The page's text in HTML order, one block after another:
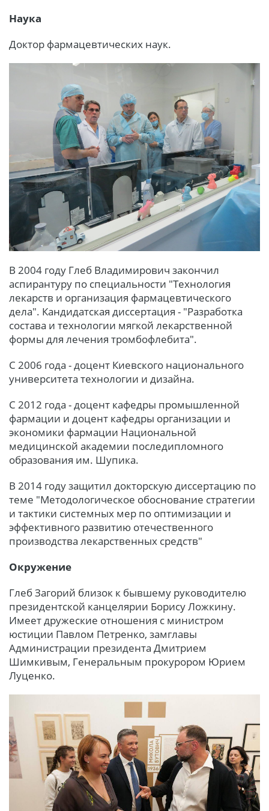
Наука
Доктор фармацевтических наук.
В 2004 году Глеб Владимирович закончил
аспирантуру по специальности "Технология
лекарств и организация фармацевтического
дела". Кандидатская диссертация - "Разработка
состава и технологии мягкой лекарственной
формы для лечения тромбофлебита".
С 2006 года - доцент Киевского национального
университета технологии и дизайна.
С 2012 года - доцент кафедры промышленной
фармации и доцент кафедры организации и
экономики фармации Национальной
медицинской академии последипломного
образования им. Шупика.
В 2014 году защитил докторскую диссертацию по
теме "Методологическое обоснование стратегии
и тактики системных мер по оптимизации и
эффективного развитию отечественного
производства лекарственных средств"
Окружение
Глеб Загорий близок к бывшему руководителю
президентской канцелярии Борису Ложкину.
Имеет дружеские отношения с министром
юстиции Павлом Петренко, замглавы
Администрации президента Дмитрием
Шимкивым, Генеральным прокурором Юрием
Луценко.